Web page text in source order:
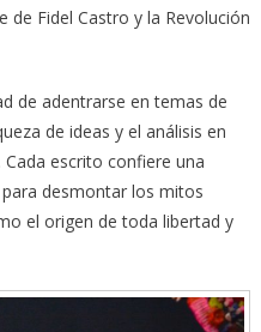
Fidel Castro y la Revolución
de adentrarse en temas de
de ideas y el análisis en
escrito confiere una
desmontar los mitos
el origen de toda libertad y